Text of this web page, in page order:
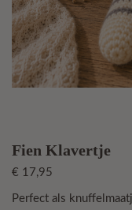
Fien Klavertje
€ 17,95
Perfect als